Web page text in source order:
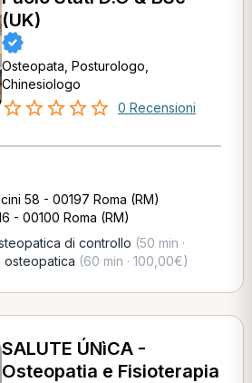
(UK)
Osteopata, Posturologo,
Chinesiologo
0 Recensioni
58 - 00197 Roma (RM)
- 00100 Roma (RM)
di controllo (50 min ·
osteopatica (60 min · 100,00€)
SALUTE ÚNìCA -
Osteopatia e Fisioterapia